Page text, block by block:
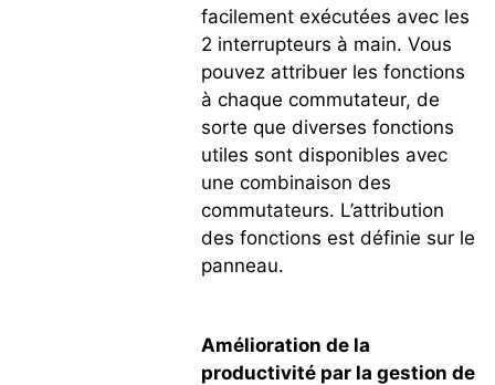
facilement exécutées avec les
2 interrupteurs à main. Vous
pouvez attribuer les fonctions
à chaque commutateur, de
sorte que diverses fonctions
utiles sont disponibles avec
une combinaison des
commutateurs. L’attribution
des fonctions est définie sur le
panneau.
Amélioration de la
productivité par la gestion de